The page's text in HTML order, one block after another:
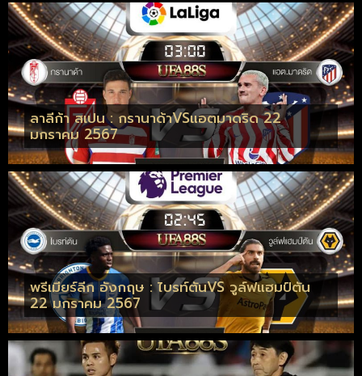
ลาลีก้า สเปน : กรานาด้าVSแอตมาดริด 22
มกราคม 2567
พรีเมียร์ลีก อังกฤษ : ไบรท์ตันVS วูล์ฟแฮมป์ตัน
22 มกราคม 2567